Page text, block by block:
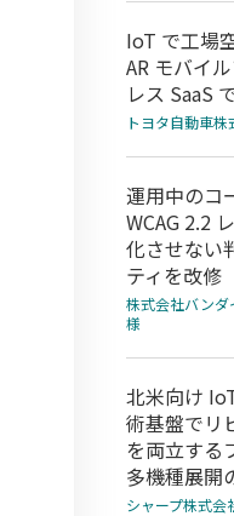
IoT で工場
AR モバイ
レス SaaS
トヨタ自動車株
運用中のコ
WCAG 2.2
化させない
ティを改修
株式会社バンダ
様
北米向け
術基盤でリ
を両立する
多機種展開
シャープ株式会